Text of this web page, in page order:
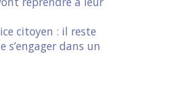
citoyen : il reste
dans un